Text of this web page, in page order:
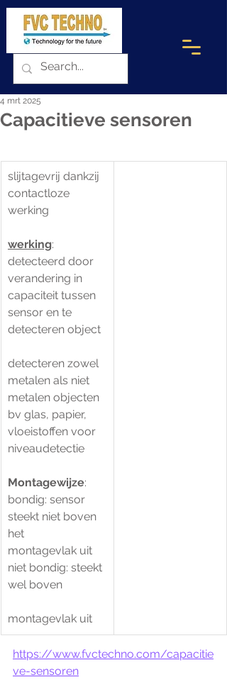
Capacitieve sensoren
4 mrt 2025
slijtagevrij dankzij
contactloze
werking
werking:
detecteerd door
verandering in
capaciteit tussen
sensor en te
detecteren object
detecteren zowel
metalen als niet
metalen objecten
bv glas, papier,
vloeistoffen voor
niveaudetectie
Montagewijze:
bondig: sensor
steekt niet boven
het
montagevlak uit
niet bondig: steekt
wel boven
montagevlak uit
https://www.fvctechno.com/capacitie
ve-sensoren